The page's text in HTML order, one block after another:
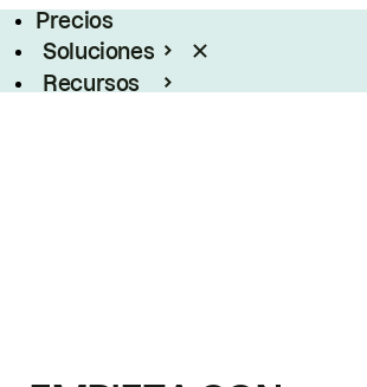
Precios
Soluciones
Recursos